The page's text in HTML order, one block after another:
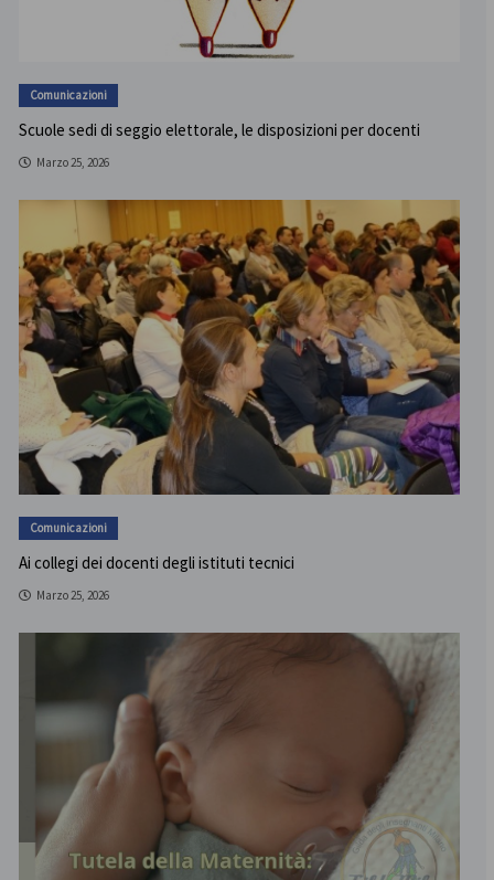
Comunicazioni
Scuole sedi di seggio elettorale, le disposizioni per docenti
Marzo 25, 2026
Comunicazioni
Ai collegi dei docenti degli istituti tecnici
Marzo 25, 2026